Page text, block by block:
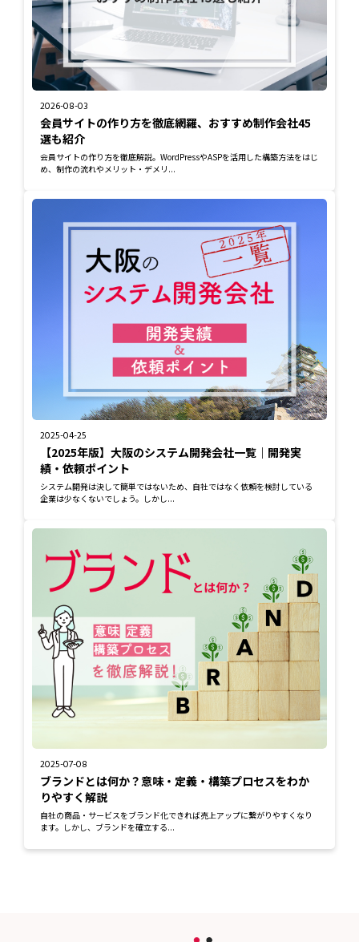
2026-08-03
会員サイトの作り方を徹底網羅、おすすめ制作会社45
選も紹介
会員サイトの作り方を徹底解説。WordPressやASPを活用した構築方法をはじ
め、制作の流れやメリット・デメリ...
2025-04-25
【2025年版】大阪のシステム開発会社一覧｜開発実
績・依頼ポイント
システム開発は決して簡単ではないため、自社ではなく依頼を検討している
企業は少なくないでしょう。しかし...
2025-07-08
ブランドとは何か？意味・定義・構築プロセスをわか
りやすく解説
自社の商品・サービスをブランド化できれば売上アップに繋がりやすくなり
ます。しかし、ブランドを確立する...